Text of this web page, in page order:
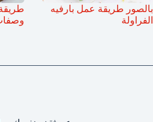
بالصور طريقة عمل بارفيه
الفراولة